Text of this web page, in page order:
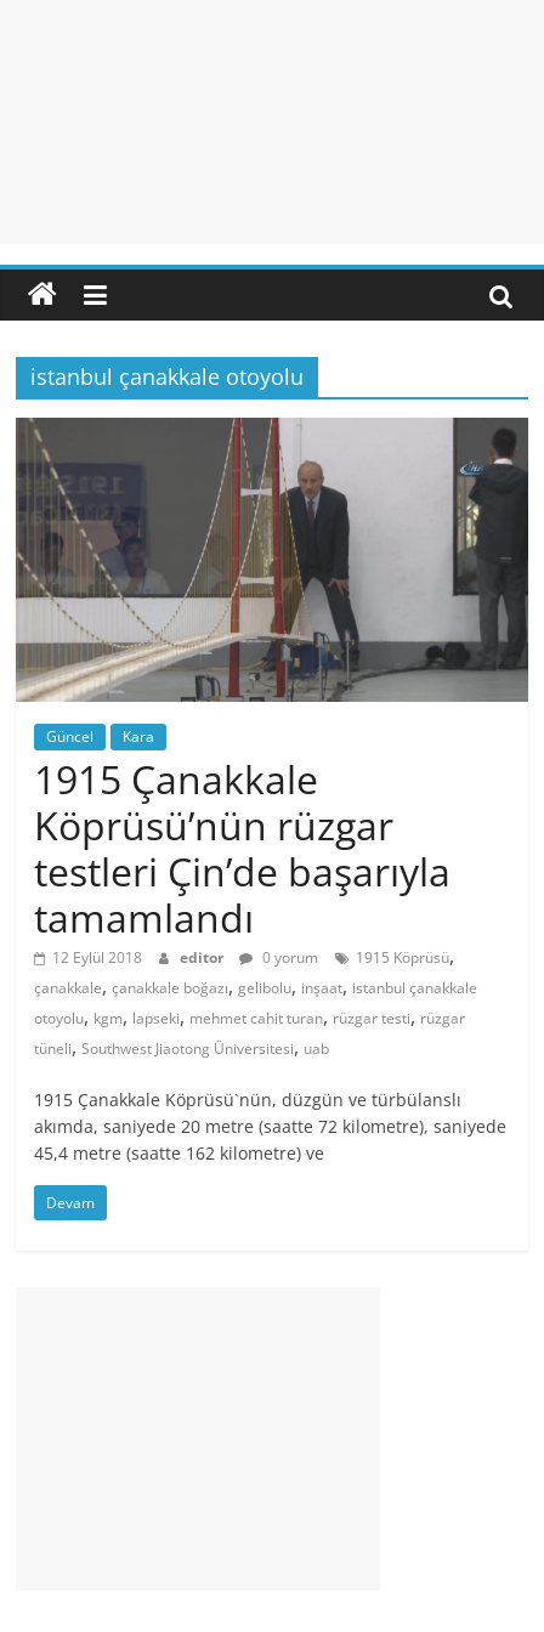
istanbul çanakkale otoyolu
Güncel Kara
1915 Çanakkale
Köprüsü’nün rüzgar
testleri Çin’de başarıyla
tamamlandı
12 Eylül 2018 editor 0 yorum 1915 Köprüsü,
çanakkale,çanakkale boğazı,gelibolu, inşaat, istanbul çanakkale
otoyolu, kgm, lapseki, mehmet cahit turan, rüzgar testi, rüzgar
tüneli,Southwest Jiaotong Üniversitesi, uab
1915 Çanakkale Köprüsü`nün, düzgün ve türbülanslı
akımda, saniyede 20 metre (saatte 72 kilometre), saniyede
45,4 metre (saatte 162 kilometre) ve
Devam